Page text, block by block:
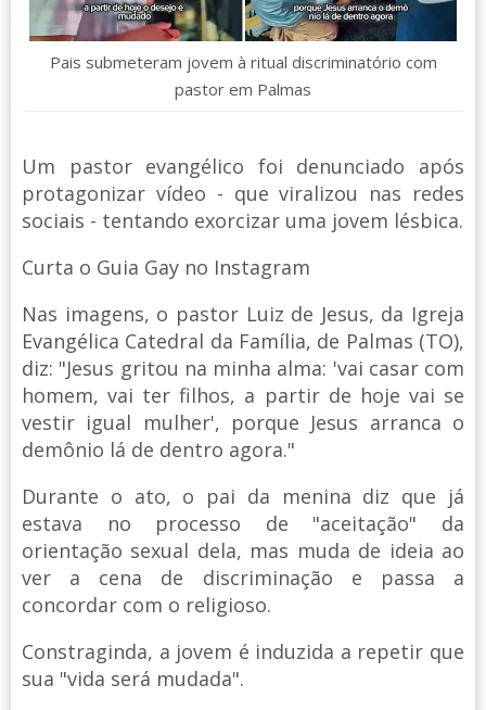
Pais submeteram jovem à ritual discriminatório com
pastor em Palmas
Um pastor evangélico foi denunciado após
protagonizar vídeo - que viralizou nas redes
sociais - tentando exorcizar uma jovem lésbica.
Curta o Guia Gay no Instagram
Nas imagens, o pastor Luiz de Jesus, da Igreja
Evangélica Catedral da Família, de Palmas (TO),
diz: "Jesus gritou na minha alma: 'vai casar com
homem, vai ter filhos, a partir de hoje vai se
vestir igual mulher', porque Jesus arranca o
demônio lá de dentro agora."
Durante o ato, o pai da menina diz que já
estava no processo de "aceitação" da
orientação sexual dela, mas muda de ideia ao
ver a cena de discriminação e passa a
concordar com o religioso.
Constraginda, a jovem é induzida a repetir que
sua "vida será mudada".